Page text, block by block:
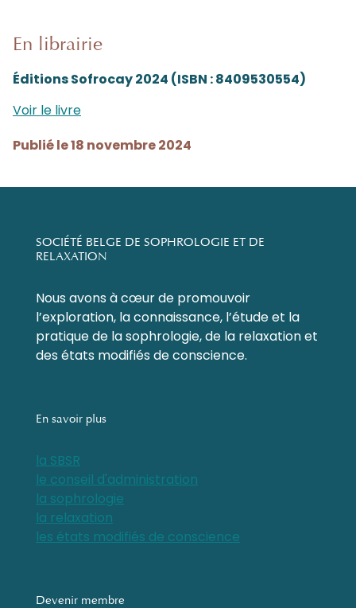
En librairie
Éditions Sofrocay 2024 (ISBN : 8409530554)
Voir le livre
Publié le 18 novembre 2024
SOCIÉTÉ BELGE DE SOPHROLOGIE ET DE
RELAXATION
Nous avons à cœur de promouvoir
l’exploration, la connaissance, l’étude et la
pratique de la sophrologie, de la relaxation et
des états modifiés de conscience.
En savoir plus
la SBSR
le conseil d'administration
la sophrologie
la relaxation
les états modifiés de conscience
Devenir membre